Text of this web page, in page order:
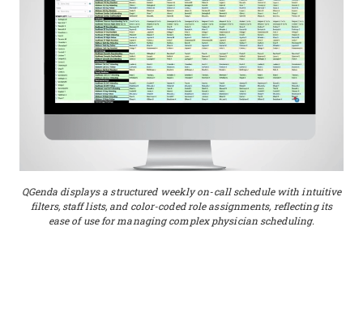
QGenda displays a structured weekly on-call schedule with intuitive
filters, staff lists, and color-coded role assignments, reflecting its
ease of use for managing complex physician scheduling.